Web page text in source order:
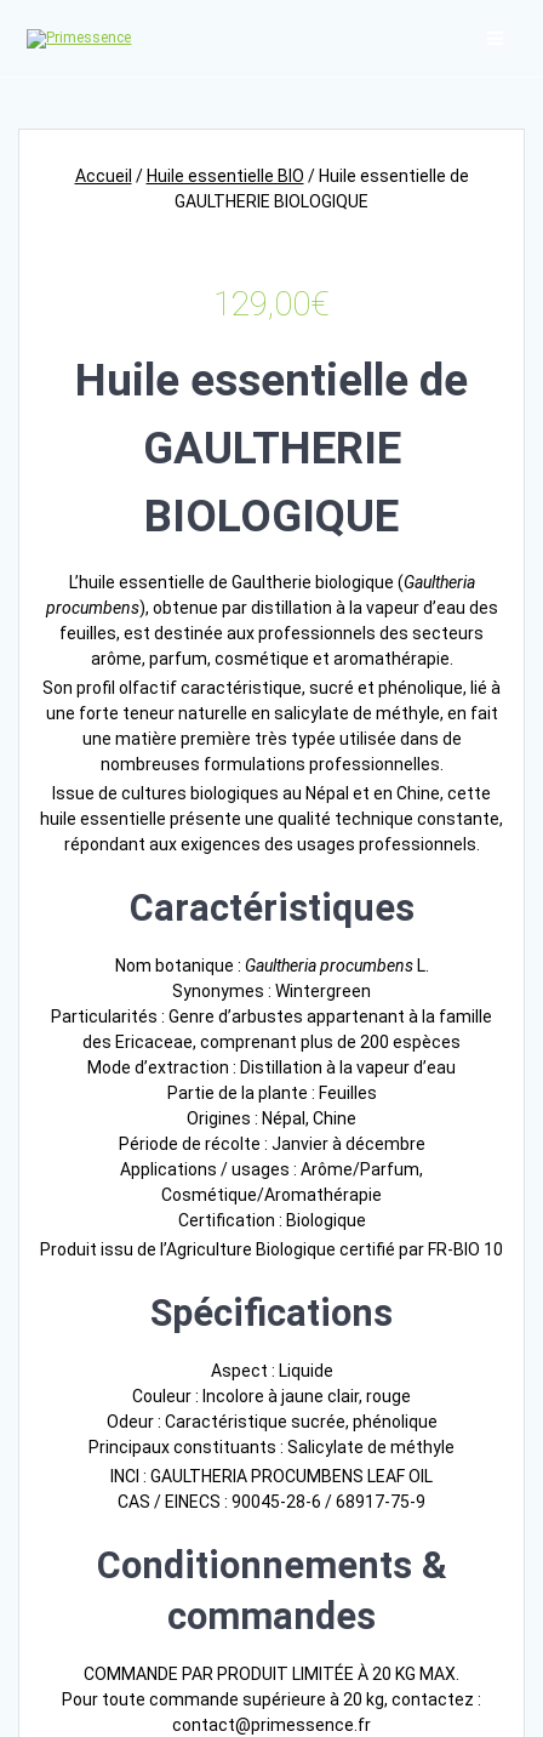
Accueil / Huile essentielle BIO / Huile essentielle de
GAULTHERIE BIOLOGIQUE
129,00€
Huile essentielle de
GAULTHERIE
BIOLOGIQUE
L’huile essentielle de Gaultherie biologique (Gaultheria
procumbens), obtenue par distillation à la vapeur d’eau des
feuilles, est destinée aux professionnels des secteurs
arôme, parfum, cosmétique et aromathérapie.
Son profil olfactif caractéristique, sucré et phénolique, lié à
une forte teneur naturelle en salicylate de méthyle, en fait
une matière première très typée utilisée dans de
nombreuses formulations professionnelles.
Issue de cultures biologiques au Népal et en Chine, cette
huile essentielle présente une qualité technique constante,
répondant aux exigences des usages professionnels.
Caractéristiques
Nom botanique : Gaultheria procumbensL.
Synonymes : Wintergreen
Particularités : Genre d’arbustes appartenant à la famille
des Ericaceae, comprenant plus de 200 espèces
Mode d’extraction : Distillation à la vapeur d’eau
Partie de la plante : Feuilles
Origines : Népal, Chine
Période de récolte : Janvier à décembre
Applications / usages : Arôme/Parfum,
Cosmétique/Aromathérapie
Certification : Biologique
Produit issu de l’Agriculture Biologique certifié par FR-BIO 10
Spécifications
Aspect : Liquide
Couleur : Incolore à jaune clair, rouge
Odeur : Caractéristique sucrée, phénolique
Principaux constituants : Salicylate de méthyle
INCI : GAULTHERIA PROCUMBENS LEAF OIL
CAS / EINECS : 90045-28-6 / 68917-75-9
Conditionnements &
commandes
COMMANDE PAR PRODUIT LIMITÉE À 20 KG MAX.
Pour toute commande supérieure à 20 kg, contactez :
contact@primessence.fr